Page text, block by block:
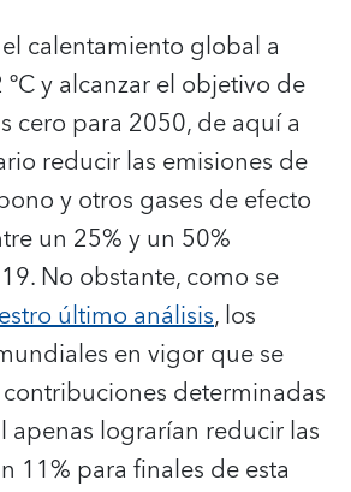
calentamiento global a
ºC y alcanzar el objetivo de
cero para 2050, de aquí a
reducir las emisiones de
y otros gases de efecto
un 25% y un 50%
No obstante, como se
último análisis, los
en vigor que se
determinadas
apenas lograrían reducir las
11% para finales de esta